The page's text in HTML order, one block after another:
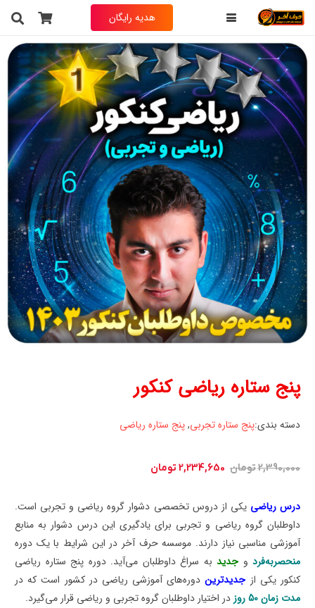
هدیه رایگان
پنج ستاره ریاضی کنکور
دسته بندی:پنج ستاره تجربی,پنج ستاره ریاضی
2,390,000تومان قیمت
اصلی:
2,390,000 تومان
بود.
2,234,650 تومان
2,234,650 تومان. درس ریاضی یکی از دروس تخصصی دشوار گروه ریاضی و تجربی است.
داوطلبان گروه ریاضی و تجربی برای یادگیری این درس دشوار به منابع
آموزشی مناسبی نیاز دارند. موسسه حرف آخر در این شرایط با یک دوره
منحصربه‌فرد و جدید به سراغ داوطلبان می‌آید. دوره پنج ستاره ریاضی
کنکور یکی از جدیدتریندوره‌های آموزشی ریاضی در کشور است که در
مدت زمان 50 روز
در اختیار داوطلبان گروه تجربی و ریاضی قرار می‌گیرد.